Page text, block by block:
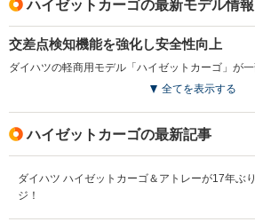
ハイゼットカーゴの最新モデル情報
交差点検知機能を強化し安全性向上
全てを表示する
ハイゼットカーゴの最新記事
ダイハツ ハイゼットカーゴ＆アトレーが17年ぶ
ジ！